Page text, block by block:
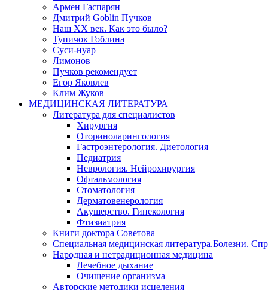
Армен Гаспарян
Дмитрий Goblin Пучков
Наш XX век. Как это было?
Тупичок Гоблина
Суси-нуар
Лимонов
Пучков рекомендует
Егор Яковлев
Клим Жуков
МЕДИЦИНСКАЯ ЛИТЕРАТУРА
Литература для специалистов
Хирургия
Оториноларингология
Гастроэнтерология. Диетология
Педиатрия
Неврология. Нейрохирургия
Офтальмология
Стоматология
Дерматовенерология
Акушерство. Гинекология
Фтизиатрия
Книги доктора Советова
Специальная медицинская литература.Болезни.
Народная и нетрадиционная медицина
Лечебное дыхание
Очищение организма
Авторские методики исцеления